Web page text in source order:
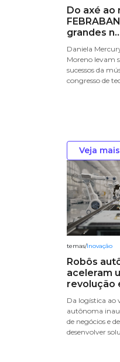
Do axé ao
grandes
Daniela
Moreno levam
sucessos da
congresso de
Veja mais
temas/Inovação
Robôs
aceleram
revolução
Da logística ao
autônoma
de negócios e
desenvolver